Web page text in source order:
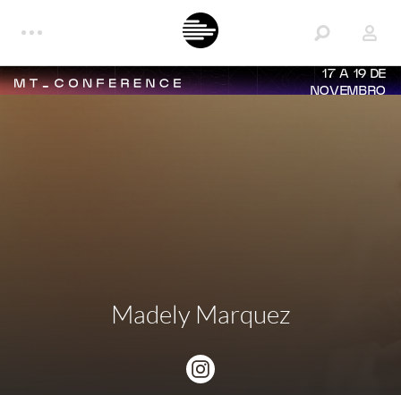
17 A 19 DE
NOVEMBRO
Madely Marquez